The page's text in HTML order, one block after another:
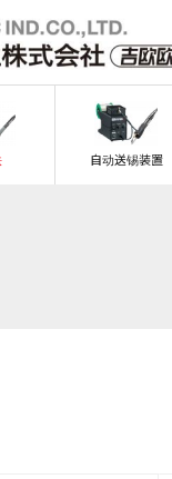
自动送锡装置